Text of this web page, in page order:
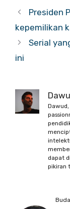
Presiden
kepemilikan
Serial
ini
dapat
pikiran